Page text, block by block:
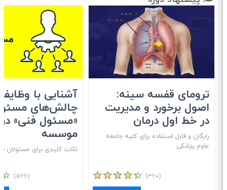
ترومای قفسه سینه:
اصول برخورد و مدیریت
در خط اول درمان
رایگان و قابل استفاده برای کلیه جامعه
علوم پزشکی
آشنایی با
چالش‌های
«مسئول فنی» در
موسسه
نکات کلیدی برای مسئولان